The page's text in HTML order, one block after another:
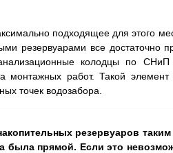
подходящее для этого
резервуарами все достаточно
колодцы по
монтажных работ. Такой элемент
точек водозабора.
резервуаров
была прямой. Если это